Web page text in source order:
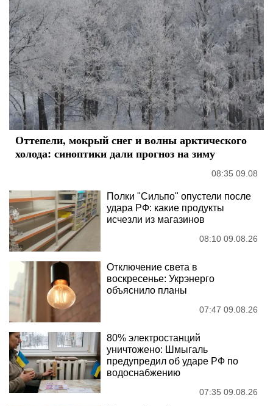
Оттепели, мокрый снег и волны арктического
холода: синоптики дали прогноз на зиму
08:35 09.08
Полки "Сильпо" опустели после
удара РФ: какие продукты
исчезли из магазинов
08:10 09.08.26
Отключение света в
воскресенье: Укрэнерго
объяснило планы
07:47 09.08.26
80% электростанций
уничтожено: Шмыгаль
предупредил об ударе РФ по
водоснабжению
07:35 09.08.26